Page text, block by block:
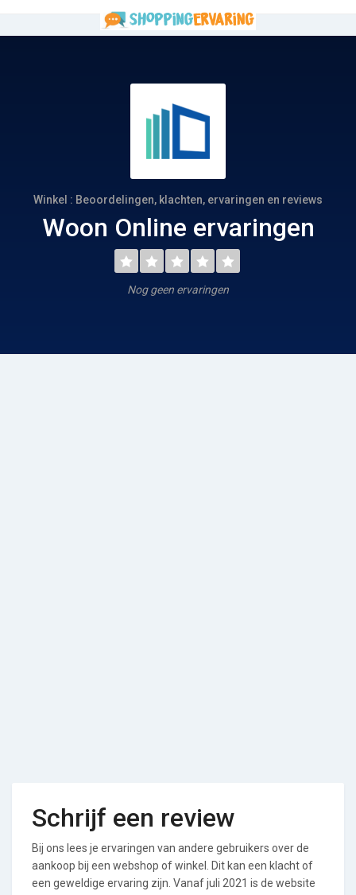
Winkel : Beoordelingen, klachten, ervaringen en reviews
Woon Online ervaringen
Nog geen ervaringen
Schrijf een review
Bij ons lees je ervaringen van andere gebruikers over de
aankoop bij een webshop of winkel. Dit kan een klacht of
een geweldige ervaring zijn. Vanaf juli 2021 is de website